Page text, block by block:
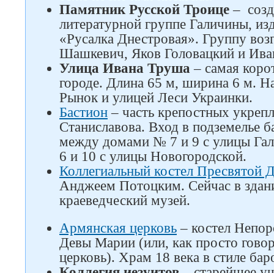
Памятник Русской Троице –
литературной группе Галичины,
«Русалка Днестровая». Группу
Шашкевич, Яков Головацкий и
Улица Ивана Труша – самая
городе. Длина 65 м, ширина 6 м.
Рынок и улицей Леси Украинки.
Бастион – часть крепостных
Станиславова. Вход в подземелье
между домами № 7 и 9 с улицы
6 и 10 с улицы Новогородской.
Коллегиальный костел Пресвятой
Анджеем Потоцким. Сейчас в
краеведческий музей.
Армянская церковь – костел
Девы Марии (или, как просто
церковь). Храм 18 века в стиле